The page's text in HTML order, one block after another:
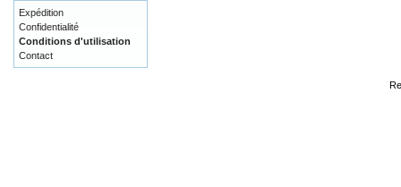
Expédition
Confidentialité
Conditions d'utilisation
Contact